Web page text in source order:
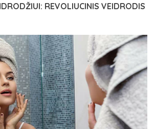
REVOLIUCINIS VEIDRODIS